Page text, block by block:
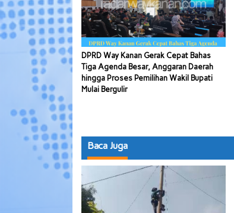
DPRD Way Kanan Gerak Cepat Bahas
Tiga Agenda Besar, Anggaran Daerah
hingga Proses Pemilihan Wakil Bupati
Mulai Bergulir
Baca Juga